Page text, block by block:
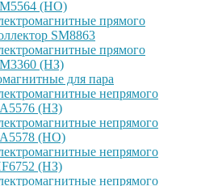
(НО)
прямого
SM8863
прямого
(НЗ)
для пара
непрямого
(НЗ)
непрямого
(НО)
непрямого
(НЗ)
непрямого